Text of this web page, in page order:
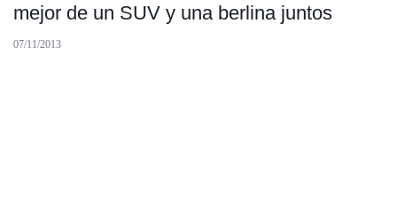
mejor de un SUV y una berlina juntos
07/11/2013